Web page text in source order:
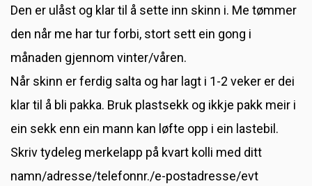
Den er ulåst og klar til å sette inn skinn i. Me tømmer
den når me har tur forbi, stort sett ein gong i
månaden gjennom vinter/våren.
Når skinn er ferdig salta og har lagt i 1-2 veker er dei
klar til å bli pakka. Bruk plastsekk og ikkje pakk meir i
ein sekk enn ein mann kan løfte opp i ein lastebil.
Skriv tydeleg merkelapp på kvart kolli med ditt
namn/adresse/telefonnr./e-postadresse/evt